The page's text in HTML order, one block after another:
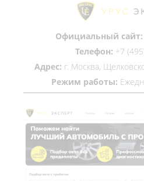
Официальный сайт:
Телефон: +7
Адрес: г. Москва,
Режим работы: